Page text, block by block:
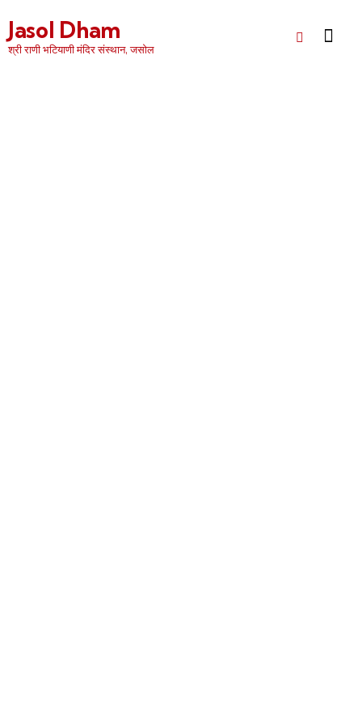
Jasol Dham
श्री राणी भटियाणी मंदिर संस्थान, जसोल